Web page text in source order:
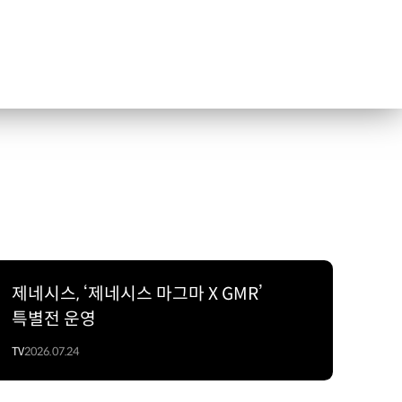
제네시스, ‘제네시스 마그마 X GMR’
특별전 운영
TV2026.07.24